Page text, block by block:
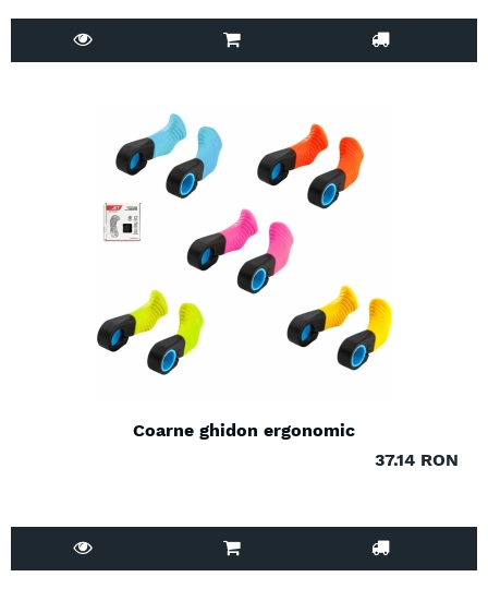
Coarne ghidon ergonomic
37.14 RON